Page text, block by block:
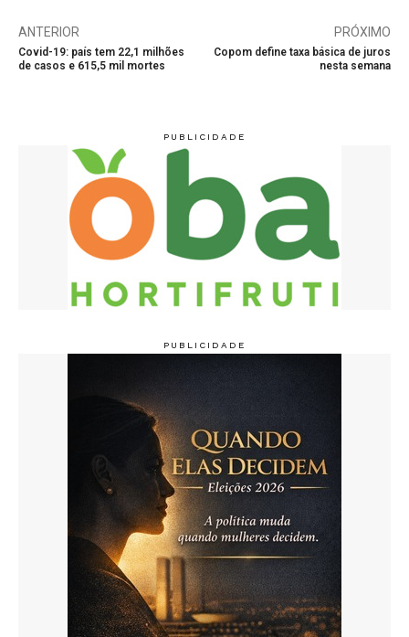
ANTERIOR
Covid-19: país tem 22,1 milhões
de casos e 615,5 mil mortes
PRÓXIMO
Copom define taxa básica de juros
nesta semana